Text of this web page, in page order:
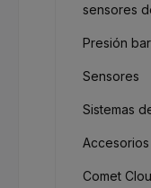
sensores
Presión
Sensores
Sistemas
Accesorios
Comet